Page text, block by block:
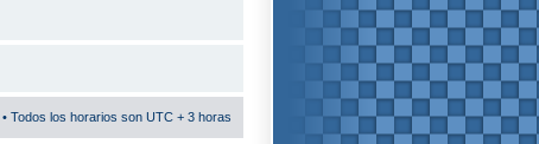
• Todos los horarios son UTC + 3 horas